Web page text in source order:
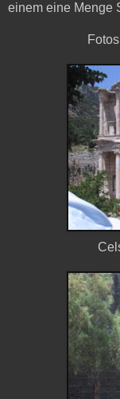
einem eine Menge